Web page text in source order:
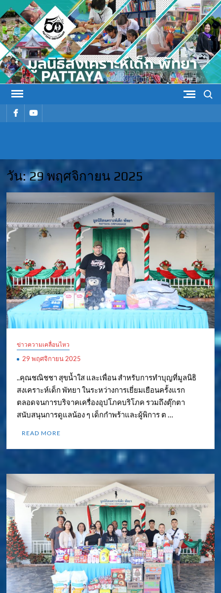
Skip
to
content
รายการรายการ
สงเคราะห์
เด็ก พัทยา
วัน:29 พฤศจิกายน 2025
ข่าวความเคลื่อนไหว
29 พฤศจิกายน 2025
..คุณชณิชชา สุขน้ำใส และเพื่อน สำหรับการทำบุญที่มูลนิธิ
สงเคราะห์เด็ก พัทยา ในระหว่างการเยี่ยมเยือนครั้งแรก
ตลอดจนการบริจาคเครื่องอุปโภคบริโภค รวมถึงตุ๊กตา
สนับสนุนการดูแลน้อง ๆ เด็กกำพร้าและผู้พิการ ต …
READ MORE